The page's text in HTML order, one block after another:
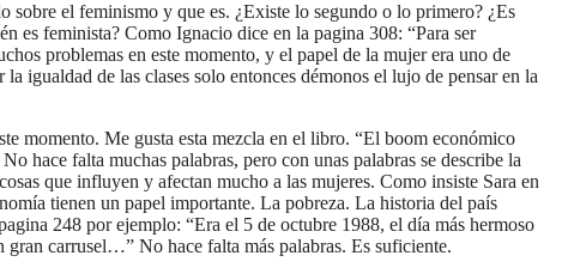
sobre el feminismo y que es. ¿Existe lo segundo o lo primero? ¿Es
es feminista? Como Ignacio dice en la pagina 308: “Para ser
problemas en este momento, y el papel de la mujer era uno de
igualdad de las clases solo entonces démonos el lujo de pensar en la
momento. Me gusta esta mezcla en el libro. “El boom económico
hace falta muchas palabras, pero con unas palabras se describe la
que influyen y afectan mucho a las mujeres. Como insiste Sara en
tienen un papel importante. La pobreza. La historia del país
248 por ejemplo: “Era el 5 de octubre 1988, el día más hermoso
carrusel…” No hace falta más palabras. Es suficiente.